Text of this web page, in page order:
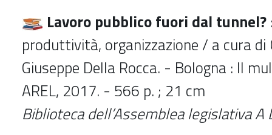
Lavoro pubblico fuori dal tunnel?
produttività, organizzazione / a cura di
Giuseppe Della Rocca. - Bologna : Il
AREL, 2017. - 566 p. ; 21 cm
Biblioteca dell’Assemblea legislativa A